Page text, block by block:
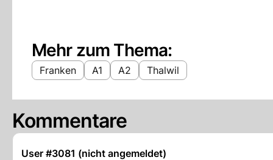
Mehr zum Thema:
Franken A1 A2 Thalwil
Kommentare
User #3081 (nicht angemeldet)